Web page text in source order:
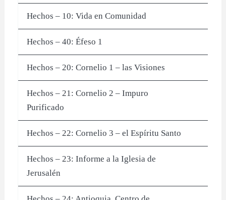
Hechos – 10: Vida en Comunidad
Hechos – 40: Éfeso 1
Hechos – 20: Cornelio 1 – las Visiones
Hechos – 21: Cornelio 2 – Impuro
Purificado
Hechos – 22: Cornelio 3 – el Espíritu Santo
Hechos – 23: Informe a la Iglesia de
Jerusalén